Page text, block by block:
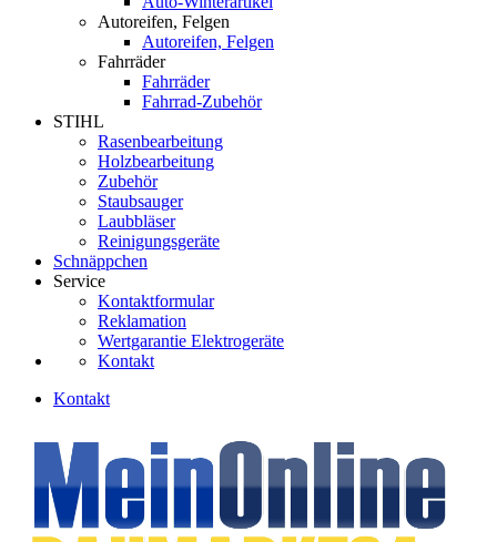
Autoreifen, Felgen
Autoreifen, Felgen
Fahrräder
Fahrräder
Fahrrad-Zubehör
STIHL
Rasenbearbeitung
Holzbearbeitung
Zubehör
Staubsauger
Laubbläser
Reinigungsgeräte
Schnäppchen
Service
Kontaktformular
Reklamation
Wertgarantie Elektrogeräte
Kontakt
Kontakt